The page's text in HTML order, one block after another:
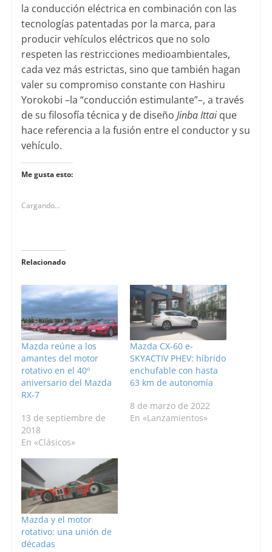
la conducción eléctrica en combinación con las
tecnologías patentadas por la marca, para
producir vehículos eléctricos que no solo
respeten las restricciones medioambientales,
cada vez más estrictas, sino que también hagan
valer su compromiso constante con Hashiru
Yorokobi –la “conducción estimulante”–, a través
de su filosofía técnica y de diseño Jinba Ittaique
hace referencia a la fusión entre el conductor y su
vehículo.
Me gusta esto:
Cargando...
Relacionado
Mazda reúne a los
amantes del motor
rotativo en el 40º
aniversario del Mazda
RX-7
13 de septiembre de
2018
En «Clásicos»
Mazda CX-60 e-
SKYACTIV PHEV: híbrido
enchufable con hasta
63 km de autonomía
8 de marzo de 2022
En «Lanzamientos»
Mazda y el motor
rotativo: una unión de
décadas